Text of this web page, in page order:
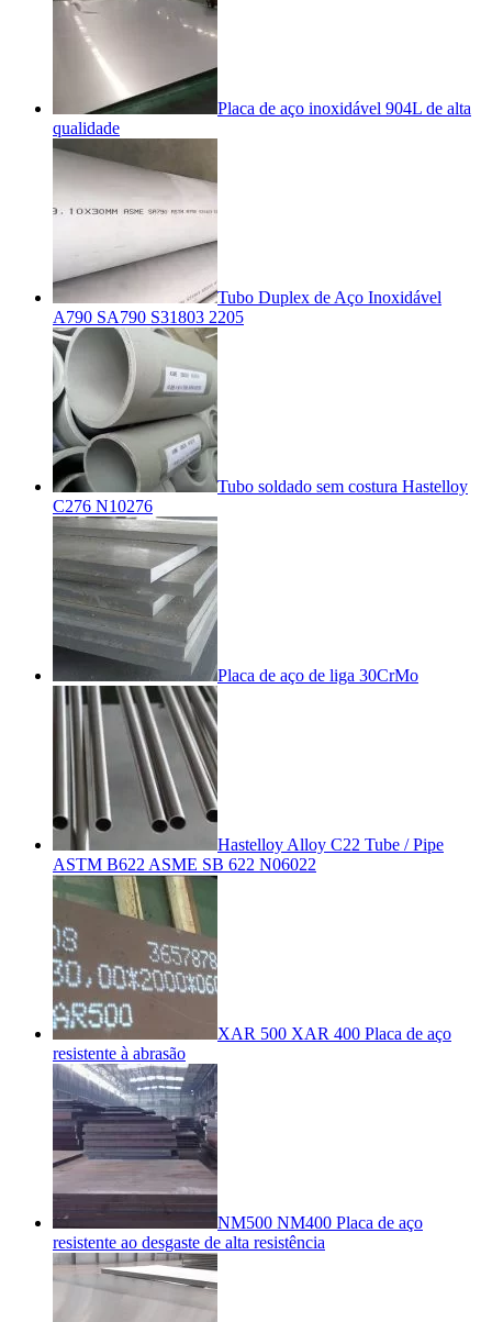
Placa de aço inoxidável 904L de alta
qualidade
Tubo Duplex de Aço Inoxidável
A790 SA790 S31803 2205
Tubo soldado sem costura Hastelloy
C276 N10276
Placa de aço de liga 30CrMo
Hastelloy Alloy C22 Tube / Pipe
ASTM B622 ASME SB 622 N06022
XAR 500 XAR 400 Placa de aço
resistente à abrasão
NM500 NM400 Placa de aço
resistente ao desgaste de alta resistência